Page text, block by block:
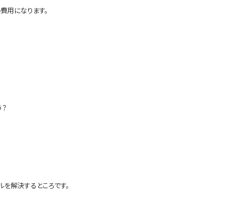
用になります。
解決するところです。